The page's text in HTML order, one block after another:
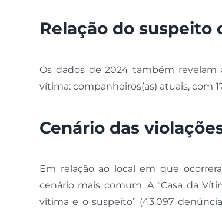
Relação do suspeito
Os dados de 2024 também
vítima: companheiros(as) atuais, com
Cenário das
Em relação ao local em que
cenário mais comum. A “Casa da
vítima e o suspeito” (43.097